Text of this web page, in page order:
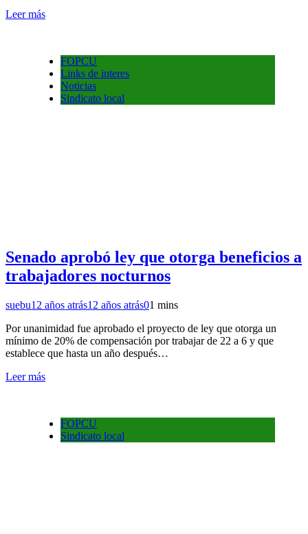
Leer más
FOPCU
Links de interes
Noticias
Sindicato local
Senado aprobó ley que otorga beneficios a
trabajadores nocturnos
suebu12 años atrás12 años atrás01 mins
Por unanimidad fue aprobado el proyecto de ley que otorga un
mínimo de 20% de compensación por trabajar de 22 a 6 y que
establece que hasta un año después…
Leer más
FOPCU
Sindicato local